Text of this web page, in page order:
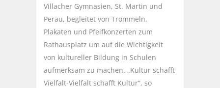
Villacher Gymnasien, St. Martin und
Perau, begleitet von Trommeln,
Plakaten und Pfeifkonzerten zum
Rathausplatz um auf die Wichtigkeit
von kultureller Bildung in Schulen
aufmerksam zu machen. „Kultur schafft
Vielfalt-Vielfalt schafft Kultur“, so